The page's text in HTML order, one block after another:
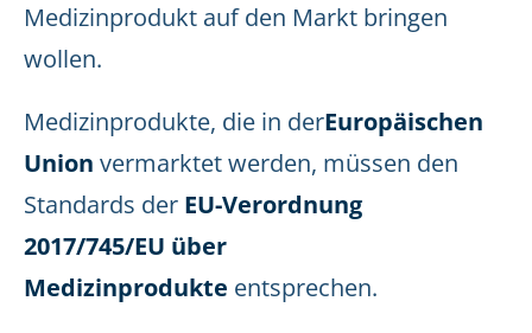
Medizinprodukt auf den Markt bringen
wollen.
Medizinprodukte, die in derEuropäischen
Union vermarktet werden, müssen den
Standards der EU-Verordnung
2017/745/EU über
Medizinprodukte entsprechen.